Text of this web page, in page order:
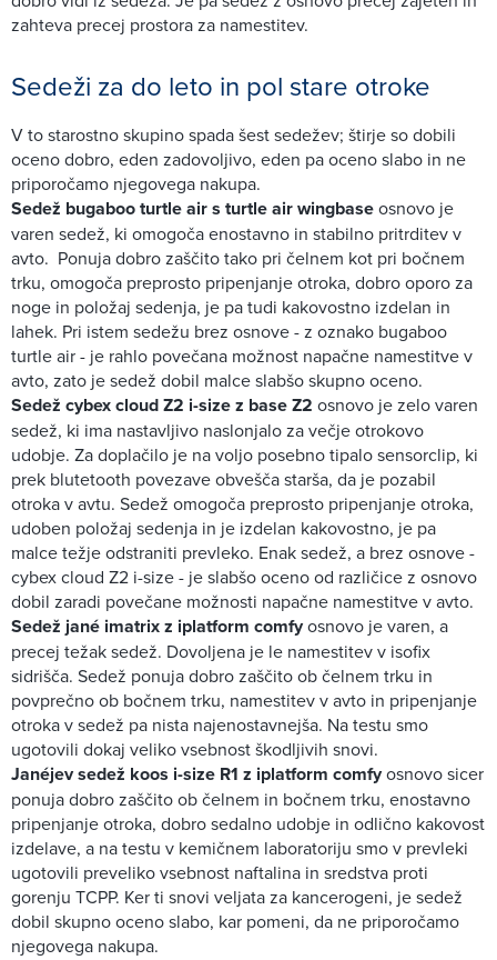
zahteva precej prostora za namestitev.
Sedeži za do leto in pol stare otroke
V to starostno skupino spada šest sedežev; štirje so dobili
oceno dobro, eden zadovoljivo, eden pa oceno slabo in ne
priporočamo njegovega nakupa.
Sedež bugaboo turtle air s turtle air wingbaseosnovo je
varen sedež, ki omogoča enostavno in stabilno pritrditev v
avto. Ponuja dobro zaščito tako pri čelnem kot pri bočnem
trku, omogoča preprosto pripenjanje otroka, dobro oporo za
noge in položaj sedenja, je pa tudi kakovostno izdelan in
lahek. Pri istem sedežu brez osnove - z oznako bugaboo
turtle air - je rahlo povečana možnost napačne namestitve v
avto, zato je sedež dobil malce slabšo skupno oceno.
Sedež cybex cloud Z2 i-size z base Z2 osnovo je zelo varen
sedež, ki ima nastavljivo naslonjalo za večje otrokovo
udobje. Za doplačilo je na voljo posebno tipalo sensorclip, ki
prek blutetooth povezave obvešča starša, da je pozabil
otroka v avtu. Sedež omogoča preprosto pripenjanje otroka,
udoben položaj sedenja in je izdelan kakovostno, je pa
malce težje odstraniti prevleko. Enak sedež, a brez osnove -
cybex cloud Z2 i-size - je slabšo oceno od različice z osnovo
dobil zaradi povečane možnosti napačne namestitve v avto.
Sedež jané imatrix z iplatform comfyosnovo je varen, a
precej težak sedež. Dovoljena je le namestitev v isofix
sidrišča. Sedež ponuja dobro zaščito ob čelnem trku in
povprečno ob bočnem trku, namestitev v avto in pripenjanje
otroka v sedež pa nista najenostavnejša. Na testu smo
ugotovili dokaj veliko vsebnost škodljivih snovi.
Janéjev sedež koos i-size R1 z iplatform comfyosnovo sicer
ponuja dobro zaščito ob čelnem in bočnem trku, enostavno
pripenjanje otroka, dobro sedalno udobje in odlično kakovost
izdelave, a na testu v kemičnem laboratoriju smo v prevleki
ugotovili preveliko vsebnost naftalina in sredstva proti
gorenju TCPP. Ker ti snovi veljata za kancerogeni, je sedež
dobil skupno oceno slabo, kar pomeni, da ne priporočamo
njegovega nakupa.